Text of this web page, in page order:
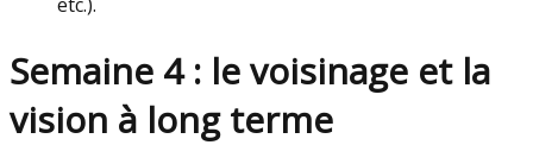
Semaine 4 : le voisinage et la
vision à long terme